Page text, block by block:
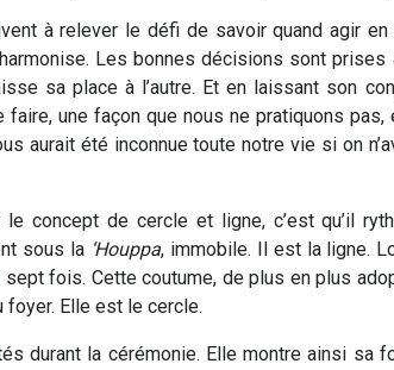
à relever le défi de savoir quand agir
Les bonnes décisions sont prises
sa place à l’autre. Et en laissant son
une façon que nous ne pratiquons pas,
aurait été inconnue toute notre vie si on
concept de cercle et ligne, c’est qu’il
sous la ‘Houppa, immobile. Il est la ligne.
fois. Cette coutume, de plus en plus
Elle est le cercle.
durant la cérémonie. Elle montre ainsi sa